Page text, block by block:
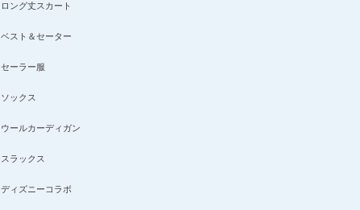
ロング丈スカート
ベスト＆セーター
セーラー服
ソックス
ウールカーディガン
スラックス
ディズニーコラボ